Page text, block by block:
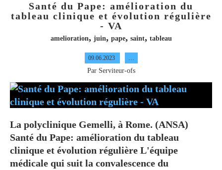
Santé du Pape: amélioration du
tableau clinique et évolution régulière
- VA
amelioration, juin, pape, saint, tableau
09.06.2023 …
Par Serviteur-ofs
La polyclinique Gemelli, à Rome. (ANSA)
Santé du Pape: amélioration du tableau
clinique et évolution régulière L'équipe
médicale qui suit la convalescence du